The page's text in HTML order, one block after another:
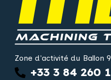
Zone d'activité du Ballon
+33 3 84 260